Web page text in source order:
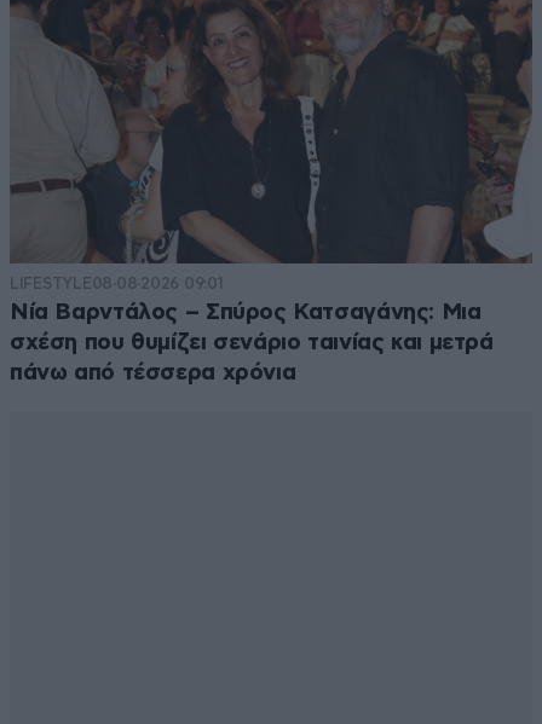
LIFESTYLE08·08·2026 09:01
Νία Βαρντάλος – Σπύρος Κατσαγάνης: Μια
σχέση που θυμίζει σενάριο ταινίας και μετρά
πάνω από τέσσερα χρόνια